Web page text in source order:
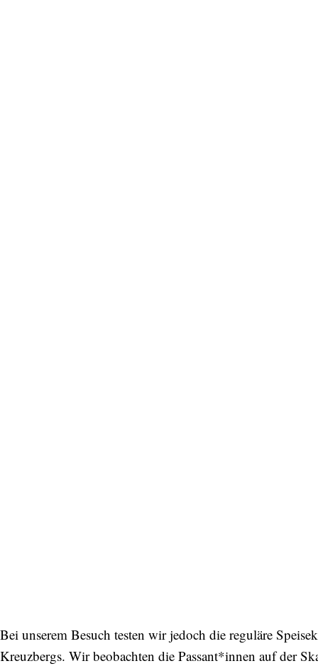
Bei unserem Besuch testen wir jedoch die reguläre
Kreuzbergs. Wir beobachten die Passant*innen auf der